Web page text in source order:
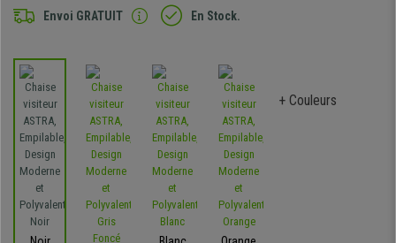
Envoi GRATUIT En Stock.
+ Couleurs